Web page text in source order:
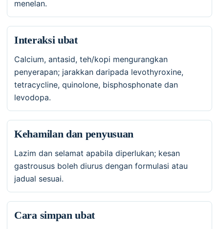
menelan.
Interaksi ubat
Calcium, antasid, teh/kopi mengurangkan
penyerapan; jarakkan daripada levothyroxine,
tetracycline, quinolone, bisphosphonate dan
levodopa.
Kehamilan dan penyusuan
Lazim dan selamat apabila diperlukan; kesan
gastrousus boleh diurus dengan formulasi atau
jadual sesuai.
Cara simpan ubat